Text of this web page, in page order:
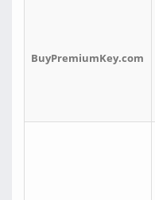
BuyPremiumKey.com